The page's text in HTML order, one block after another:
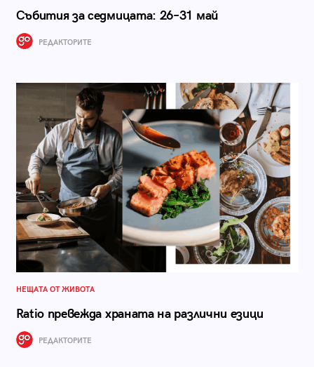
Събития за седмицата: 26–31 май
РЕДАКТОРИТЕ
НЕЩАТА ОТ ЖИВОТА
Ratio превежда храната на различни езици
РЕДАКТОРИТЕ